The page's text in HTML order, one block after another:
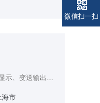
海市
微信扫一扫